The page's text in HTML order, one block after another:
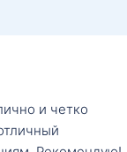
и четко